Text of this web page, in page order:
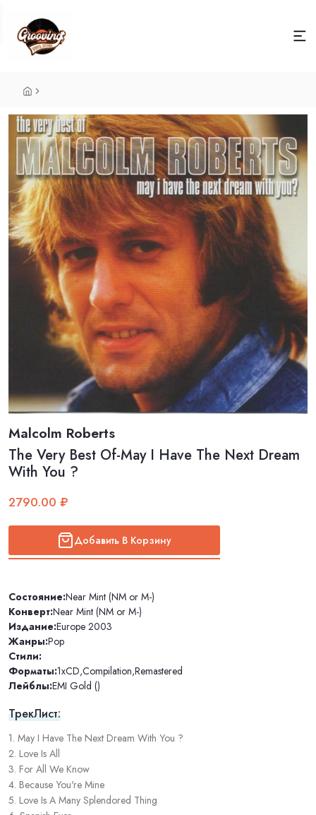
Malcolm Roberts
The Very Best Of-May I Have The Next Dream
With You ?
2790.00 ₽
Добавить В Корзину
Состояние:Near Mint (NM or M-)
Конверт:Near Mint (NM or M-)
Издание:Europe 2003
Жанры:Pop
Стили:
Форматы:1xCD,Compilation,Remastered
Лейблы:EMI Gold ()
ТрекЛист:
1. May I Have The Next Dream With You ?
2. Love Is All
3. For All We Know
4. Because You're Mine
5. Love Is A Many Splendored Thing